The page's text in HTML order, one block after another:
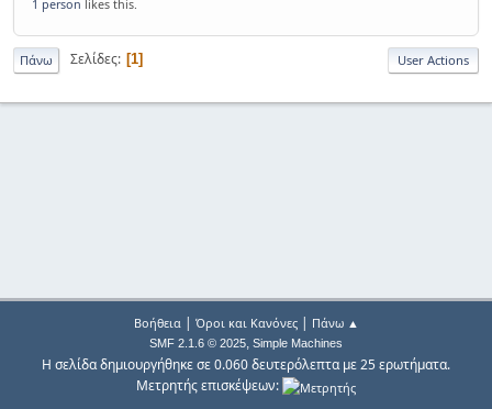
1 person likes this.
Πάνω Σελίδες 1 User Actions
Βοήθεια| Όροι και Κανόνες| Πάνω ▲
SMF 2.1.6 © 2025, Simple Machines
Η σελίδα δημιουργήθηκε σε 0.060 δευτερόλεπτα με 25 ερωτήματα.
Μετρητής επισκέψεων: